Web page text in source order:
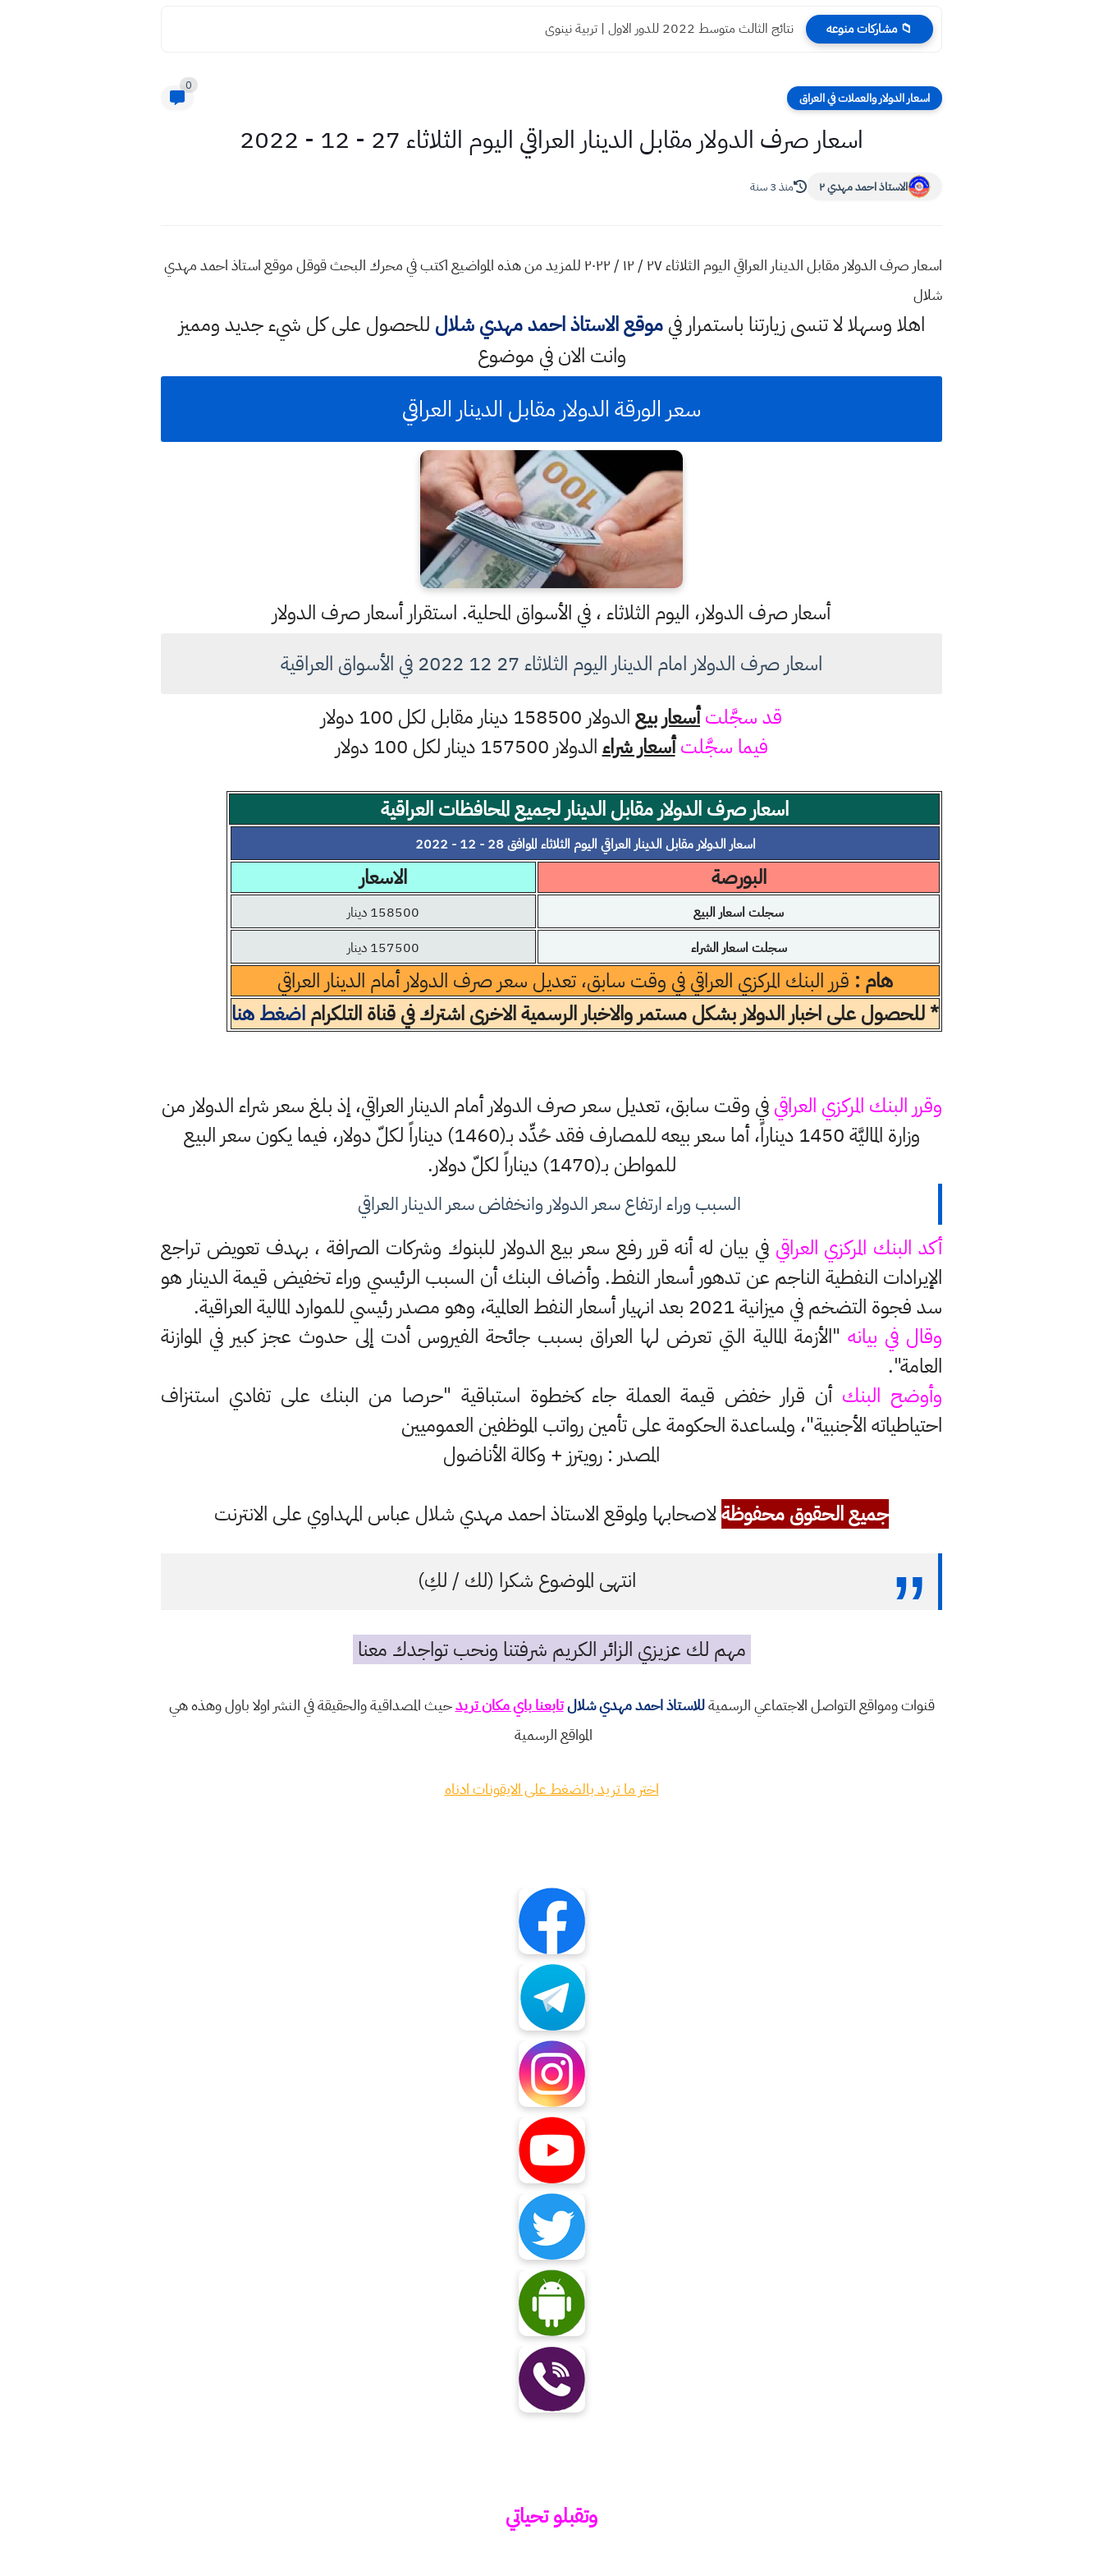
📁 مشاركات منوعه نتائج الثالث متوسط 2022 للدور الاول | تربية نينوى
اسعار الدولار والعملات في العراق
0
اسعار صرف الدولار مقابل الدينار العراقي اليوم الثلاثاء 27 - 12 - 2022
الاستاذ احمد مهدي ٢ منذ 3 سنة
اسعار صرف الدولار مقابل الدينار العراقي اليوم الثلاثاء ٢٧ / ١٢ / ٢٠٢٢ للمزيد من هذه المواضيع اكتب في محرك البحث قوقل موقع استاذ احمد مهدي
شلال
اهلا وسهلالا تنسى زيارتنا باستمرار فيموقع الاستاذ احمد مهدي شلال للحصول على كل شيء جديد ومميز
وانت الان في موضوع
سعر الورقة الدولار مقابل الدينار العراقي
أسعار صرف الدولار، اليوم الثلاثاء ، في الأسواق المحلية. استقرار أسعار صرف الدولار
اسعار صرف الدولار امام الدينار اليوم الثلاثاء 27 12 2022 في الأسواق العراقية
قد سجَّلتأسعار بيعالدولار 158500 دينار مقابل لكل 100 دولار
فيما سجَّلت أسعار شراءالدولار 157500 دينار لكل 100 دولار
اسعار صرف الدولار مقابل الدينار لجميع المحافظات العراقية
اسعار الدولار مقابل الدينار العراقي اليوم الثلاثاء الموافق 28 - 12 - 2022
البورصة الاسعار
سجلت اسعار البيع
158500 دينار
سجلت اسعار الشراء
157500 دينار
هام : قرر البنك المركزي العراقي في وقت سابق، تعديل سعر صرف الدولار أمام الدينار العراقي
* للحصول على اخبار الدولار بشكل مستمر والاخبار الرسمية الاخرى اشترك في قناة التلكراماضغط هنا
وقرر البنك المركزي العراقيفي وقت سابق، تعديل سعر صرف الدولار أمام الدينار العراقي، إذ بلغ سعر شراء الدولار من
وزارة الماليَّة 1450 ديناراً، أما سعر بيعه للمصارف فقد حُدِّد بـ(1460) ديناراً لكلّ دولار، فيما يكون سعر البيع
للمواطن بـ(1470) ديناراً لكلّ دولار.
السبب وراء ارتفاع سعر الدولار وانخفاض سعر الدينار العراقي
أكد البنك المركزي العراقي في بيان له أنه قرر رفع سعر بيع الدولار للبنوك وشركات الصرافة ، بهدف تعويض تراجع
الإيرادات النفطية الناجم عن تدهور أسعار النفط. وأضاف البنك أن السبب الرئيسي وراء تخفيض قيمة الدينار هو
سد فجوة التضخم في ميزانية 2021 بعد انهيار أسعار النفط العالمية، وهو مصدر رئيسي للموارد المالية العراقية.
وقال في بيانه "الأزمة المالية التي تعرض لها العراق بسبب جائحة الفيروس أدت إلى حدوث عجز كبير في الموازنة
العامة".
وأوضح البنك أن قرار خفض قيمة العملة جاء كخطوة استباقية "حرصا من البنك على تفادي استنزاف
احتياطياته الأجنبية"، ولمساعدة الحكومة على تأمين رواتب الموظفين العموميين
المصدر : رويترز + وكالة الأناضول
جميع الحقوق محفوظةلاصحابها ولموقع الاستاذ احمد مهدي شلال عباس المهداوي على الانترنت
انتهى الموضوع شكرا (لك / لكِ)
مهم لك عزيزي الزائر الكريم شرفتنا ونحب تواجدك معنا
قنوات ومواقع التواصل الاجتماعي الرسميةللاستاذ احمد مهدي شلالتابعنا باي مكان تريدحيث المصداقية والحقيقة في النشر اولا باول وهذه هي
المواقع الرسمية
اختر ما تريد بالضغط على الايقونات ادناه
وتقبلو تحياتي